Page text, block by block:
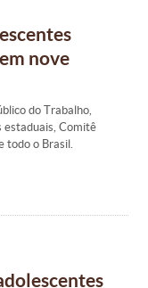
nove
do Trabalho,
estaduais, Comitê
todo o Brasil.